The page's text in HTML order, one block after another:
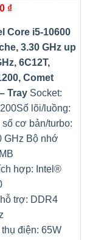
Lake-S) – Tray
₫
Core i5-10600
3.30 GHz up
6C12T,
Comet
Tray Socket:
Số lõi/luồng:
số cơ bản/turbo:
GHz Bộ nhớ
hợp: Intel®
trợ: DDR4
điện: 65W